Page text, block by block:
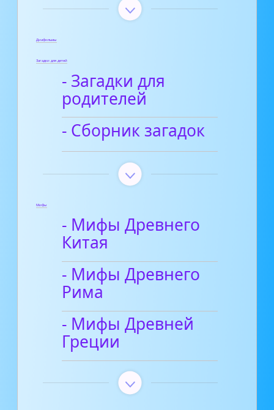
Диафильмы
Загадки для детей
- Загадки для
родителей
- Сборник загадок
Мифы
- Мифы Древнего
Китая
- Мифы Древнего
Рима
- Мифы Древней
Греции